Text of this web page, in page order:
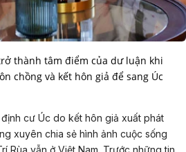
thành tâm điểm của dư luận khi
chồng và kết hôn giả để sang Úc
cư Úc do kết hôn giả xuất phát
xuyên chia sẻ hình ảnh cuộc sống
Rùa vẫn ở Việt Nam. Trước những tin